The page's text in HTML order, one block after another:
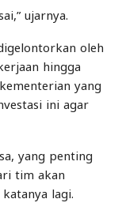
ujarnya.
oleh
hingga
yang
ini agar
yang penting
tim akan
lagi.